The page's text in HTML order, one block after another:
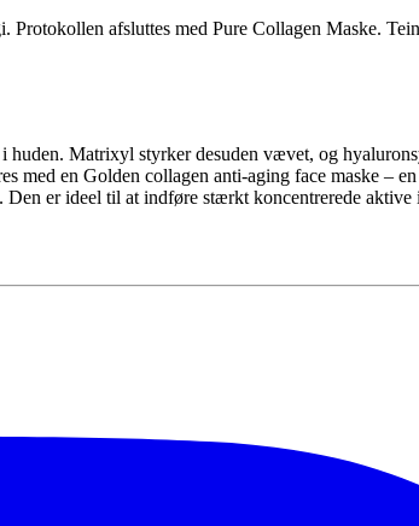
Protokollen afsluttes med Pure Collagen Maske.
Matrixyl styrker desuden vævet, og
med en Golden collagen anti-aging face maske –
er ideel til at indføre stærkt koncentrerede aktive